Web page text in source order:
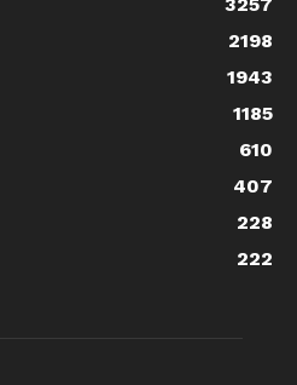
2198
1943
1185
610
407
228
222